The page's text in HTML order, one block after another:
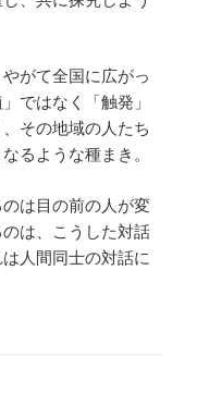
がて全国に広がっ
ではなく「触発」
その地域の人たち
るような種まき。
は目の前の人が変
は、こうした対話
人間同士の対話に